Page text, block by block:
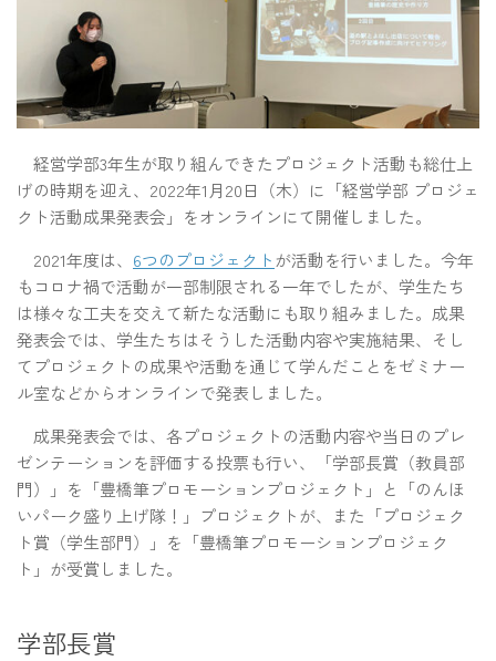
経営学部3年生が取り組んできたプロジェクト活動も総仕上
げの時期を迎え、2022年1月20日（木）に「経営学部 プロジェ
クト活動成果発表会」をオンラインにて開催しました。
2021年度は、 6つのプロジェクト が活動を行いました。今年
もコロナ禍で活動が一部制限される一年でしたが、学生たち
は様々な工夫を交えて新たな活動にも取り組みました。成果
発表会では、学生たちはそうした活動内容や実施結果、そし
てプロジェクトの成果や活動を通じて学んだことをゼミナー
ル室などからオンラインで発表しました。
成果発表会では、各プロジェクトの活動内容や当日のプレ
ゼンテーションを評価する投票も行い、「学部長賞（教員部
門）」を「豊橋筆プロモーションプロジェクト」と「のんほ
いパーク盛り上げ隊！」プロジェクトが、また「プロジェク
ト賞（学生部門）」を「豊橋筆プロモーションプロジェク
ト」が受賞しました。
学部長賞